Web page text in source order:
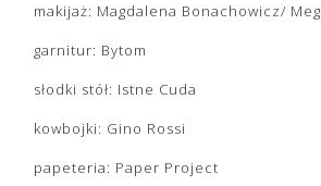
makijaż: Magdalena Bonachowicz/
garnitur: Bytom
słodki stół: Istne Cuda
kowbojki: Gino Rossi
papeteria: Paper Project